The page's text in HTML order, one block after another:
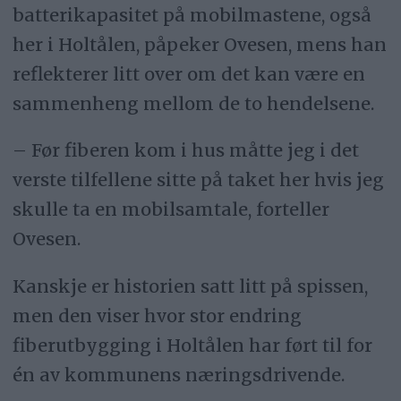
batterikapasitet på mobilmastene, også
her i Holtålen, påpeker Ovesen, mens han
reflekterer litt over om det kan være en
sammenheng mellom de to hendelsene.
– Før fiberen kom i hus måtte jeg i det
verste tilfellene sitte på taket her hvis jeg
skulle ta en mobilsamtale, forteller
Ovesen.
Kanskje er historien satt litt på spissen,
men den viser hvor stor endring
fiberutbygging i Holtålen har ført til for
én av kommunens næringsdrivende.